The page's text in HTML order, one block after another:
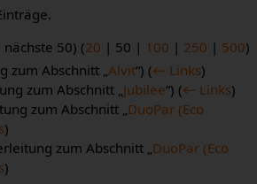
nächste 50) (20 | 50 | 100 | 250 | 500)
zum Abschnitt „Alvit“) (← Links)
zum Abschnitt „Jubilee“) (← Links)
zum Abschnitt „DuoPar (Eco
)
zum Abschnitt „DuoPar (Eco
)